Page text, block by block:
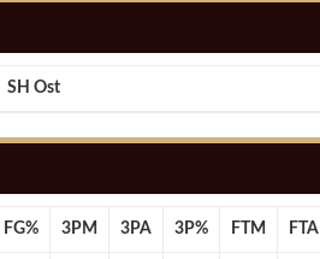
SH Ost
FG% 3PM 3PA 3P% FTM FTA